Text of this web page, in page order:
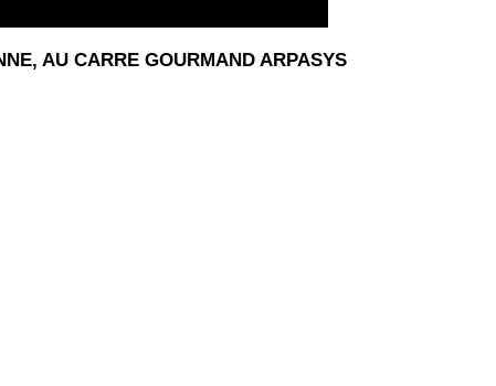
AU CARRE GOURMAND ARPASYS